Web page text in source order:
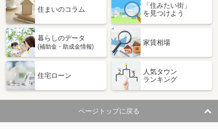
住まいのコラム
「住みたい街」
を見つけよう
暮らしのデータ
(補助金・助成金情報)
家賃相場
住宅ローン
人気タウン
ランキング
ページトップに戻る